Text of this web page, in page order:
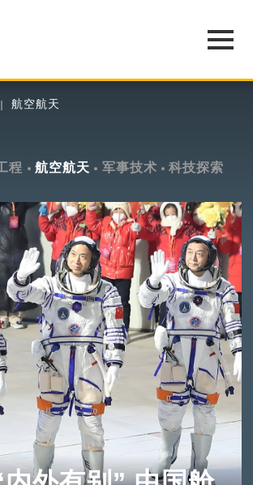
航空航天
程 航空航天 军事技术 科技探索